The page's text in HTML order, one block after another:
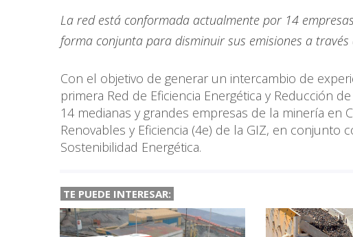
La red está conformada actualmente por 14
forma conjunta para disminuir sus emisiones a través
Con el objetivo de generar un intercambio de
primera Red de Eficiencia Energética y Reducción
14 medianas y grandes empresas de la minería en
Renovables y Eficiencia (4e) de la GIZ, en conjunto
Sostenibilidad Energética.
TE PUEDE INTERESAR: